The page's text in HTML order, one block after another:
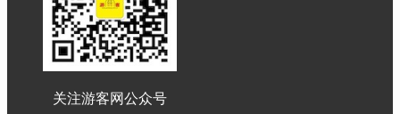
关注游客网公众号